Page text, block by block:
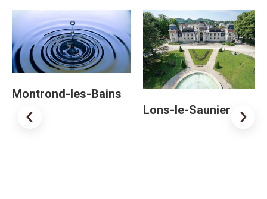
Montrond-les-Bains
Lons-le-Saunier